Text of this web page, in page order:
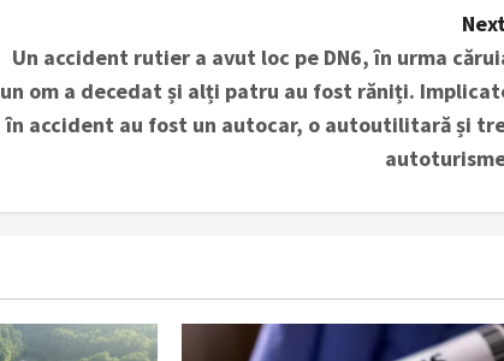
Un accident rutier a avut loc pe DN6, în urma
un om a decedat și alți patru au fost răniți.
în accident au fost un autocar, o autoutilitară și